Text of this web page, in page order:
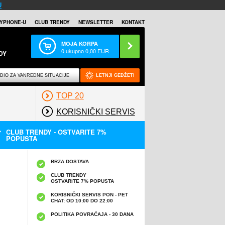
U CLUB TRENDY NEWSLETTER KONTAKT
MOJA KORPA
0ukupno0,00 EUR
ZA VANREDNE SITUACIJE LETNJI GEDŽETI
TOP 20
KORISNIČKI SERVIS
CLUB TRENDY - OSTVARITE 7%
POPUSTA
BRZA DOSTAVA
CLUB TRENDY
OSTVARITE 7% POPUSTA
KORISNIČKI SERVIS PON - PET
CHAT: OD 10:00 DO 22:00
POLITIKA POVRAĆAJA - 30 DANA